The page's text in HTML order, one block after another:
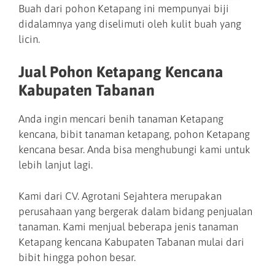
Buah dari pohon Ketapang ini mempunyai biji
didalamnya yang diselimuti oleh kulit buah yang
licin.
Jual Pohon Ketapang Kencana
Kabupaten Tabanan
Anda ingin mencari benih tanaman Ketapang
kencana, bibit tanaman ketapang, pohon Ketapang
kencana besar. Anda bisa menghubungi kami untuk
lebih lanjut lagi.
Kami dari CV. Agrotani Sejahtera merupakan
perusahaan yang bergerak dalam bidang penjualan
tanaman. Kami menjual beberapa jenis tanaman
Ketapang kencana Kabupaten Tabanan mulai dari
bibit hingga pohon besar.